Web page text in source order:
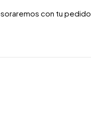
con tu pedido